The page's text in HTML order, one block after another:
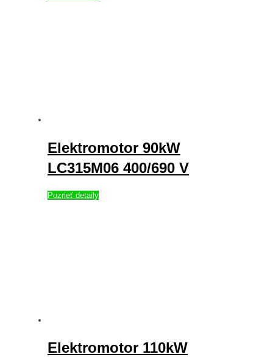
Elektromotor 90kW
LC315M06 400/690 V
Pozrieť detaily
Elektromotor 110kW